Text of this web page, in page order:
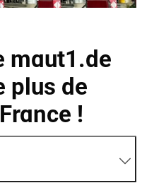
maut1.de
plus de
!